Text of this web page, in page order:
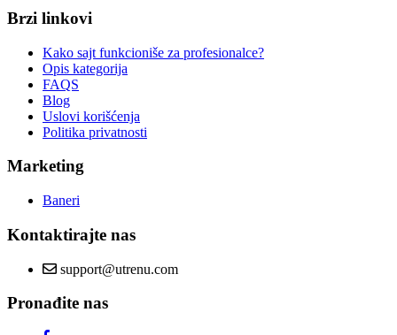
Brzi linkovi
Kako sajt funkcioniše za profesionalce?
Opis kategorija
FAQS
Blog
Uslovi korišćenja
Politika privatnosti
Marketing
Baneri
Kontaktirajte nas
support@utrenu.com
Pronađite nas